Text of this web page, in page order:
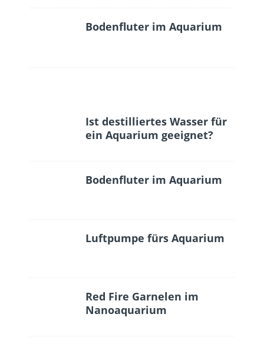
Bodenfluter im Aquarium
Ist destilliertes Wasser für
ein Aquarium geeignet?
Bodenfluter im Aquarium
Luftpumpe fürs Aquarium
Red Fire Garnelen im
Nanoaquarium